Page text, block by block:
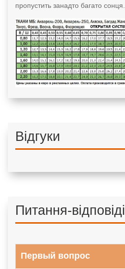
пропустить занадто багато сонця.
Відгуки
Питання-відповіді
Первый вопрос